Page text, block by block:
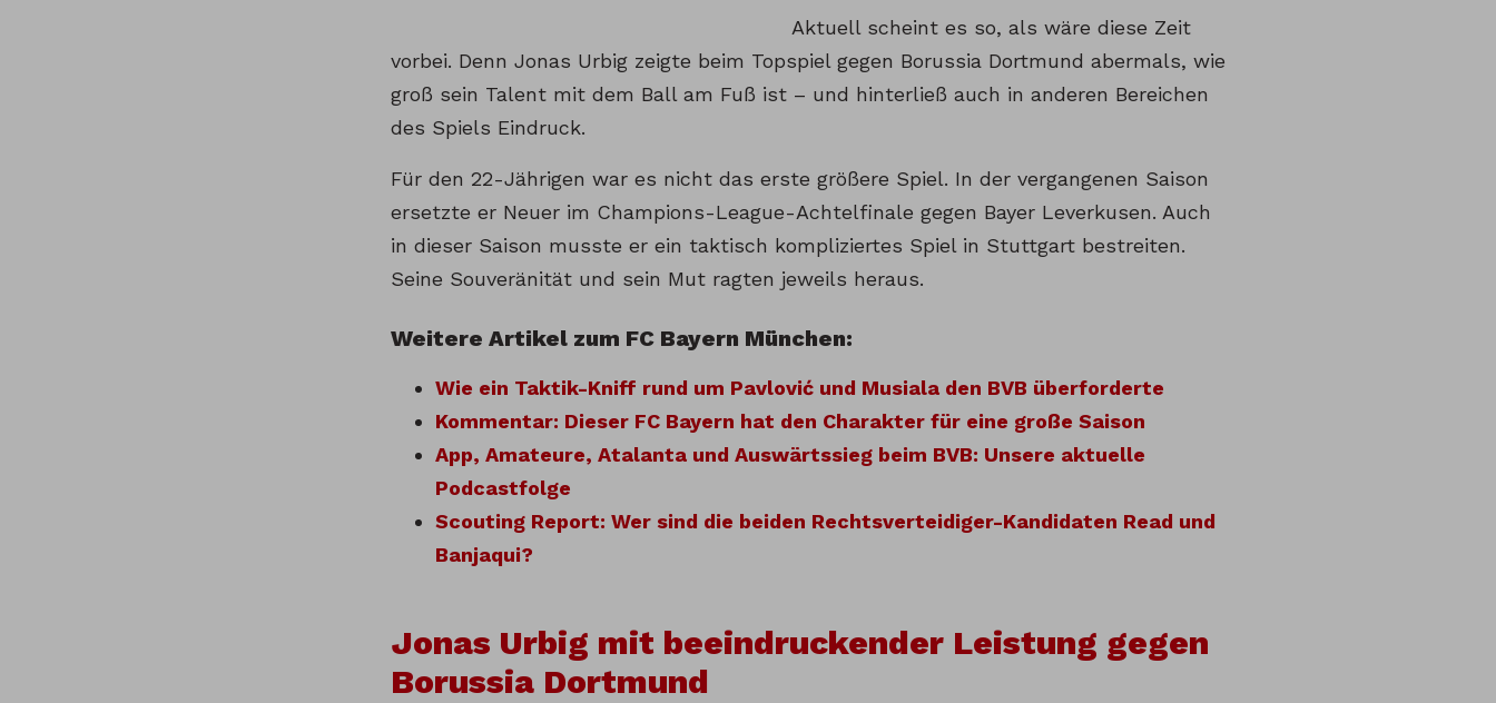
Aktuell scheint es so, als wäre diese Zeit
vorbei. Denn Jonas Urbig zeigte beim Topspiel gegen Borussia Dortmund abermals, wie
groß sein Talent mit dem Ball am Fuß ist – und hinterließ auch in anderen Bereichen
des Spiels Eindruck.
Für den 22-Jährigen war es nicht das erste größere Spiel. In der vergangenen Saison
ersetzte er Neuer im Champions-League-Achtelfinale gegen Bayer Leverkusen. Auch
in dieser Saison musste er ein taktisch kompliziertes Spiel in Stuttgart bestreiten.
Seine Souveränität und sein Mut ragten jeweils heraus.
Weitere Artikel zum FC Bayern München:
Wie ein Taktik-Kniff rund um Pavlović und Musiala den BVB überforderte
Kommentar: Dieser FC Bayern hat den Charakter für eine große Saison
App, Amateure, Atalanta und Auswärtssieg beim BVB: Unsere aktuelle
Podcastfolge
Scouting Report: Wer sind die beiden Rechtsverteidiger-Kandidaten Read und
Banjaqui?
Jonas Urbig mit beeindruckender Leistung gegen
Borussia Dortmund